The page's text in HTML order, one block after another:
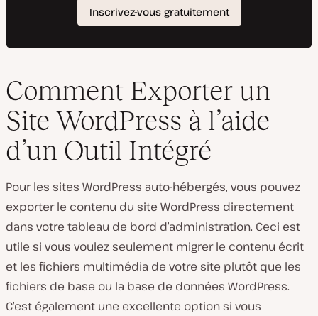
Comment Exporter un
Site WordPress à l’aide
d’un Outil Intégré
Pour les sites WordPress auto-hébergés, vous pouvez
exporter le contenu du site WordPress directement
dans votre tableau de bord d’administration. Ceci est
utile si vous voulez seulement migrer le contenu écrit
et les fichiers multimédia de votre site plutôt que les
fichiers de base ou la base de données WordPress.
C’est également une excellente option si vous